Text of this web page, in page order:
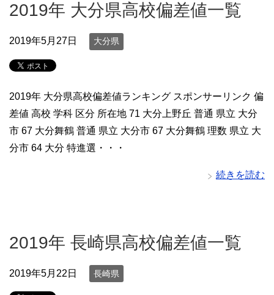
2019年 大分県高校偏差値一覧
2019年5月27日 大分県
2019年 大分県高校偏差値ランキング スポンサーリンク 偏
差値 高校 学科 区分 所在地 71 大分上野丘 普通 県立 大分
市 67 大分舞鶴 普通 県立 大分市 67 大分舞鶴 理数 県立 大
分市 64 大分 特進選・・・
続きを読む
2019年 長崎県高校偏差値一覧
2019年5月22日 長崎県